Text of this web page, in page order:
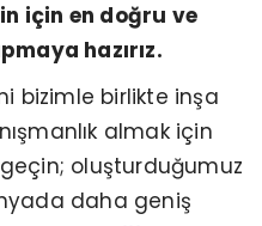
için en doğru ve
hazırız.
bizimle birlikte inşa
almak için
oluşturduğumuz
daha geniş